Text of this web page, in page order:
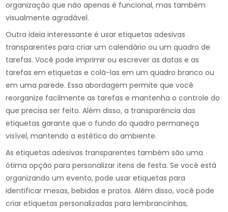
organização que não apenas é funcional, mas também
visualmente agradável.
Outra ideia interessante é usar etiquetas adesivas
transparentes para criar um calendário ou um quadro de
tarefas. Você pode imprimir ou escrever as datas e as
tarefas em etiquetas e colá-las em um quadro branco ou
em uma parede. Essa abordagem permite que você
reorganize facilmente as tarefas e mantenha o controle do
que precisa ser feito. Além disso, a transparência das
etiquetas garante que o fundo do quadro permaneça
visível, mantendo a estética do ambiente.
As etiquetas adesivas transparentes também são uma
ótima opção para personalizar itens de festa. Se você está
organizando um evento, pode usar etiquetas para
identificar mesas, bebidas e pratos. Além disso, você pode
criar etiquetas personalizadas para lembrancinhas,